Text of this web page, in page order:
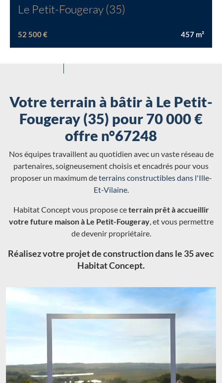
Le Petit-Fougeray (35)
52 500 € 457 m²
Votre terrain à bâtir à Le Petit-
Fougeray (35) pour 70 000 €
offre n°67248
Nos équipes travaillent au quotidien avec un vaste réseau de
partenaires, soigneusement choisis et encadrés pour vous
proposer un maximum deterrains constructibles dans l'Ille-
Et-Vilaine.
Habitat Concept vous propose ceterrain prêt à accueillir
votre future maison à Le Petit-Fougeray, et vous permettre
de devenir propriétaire.
Réalisez votre projet de construction dans le 35 avec
Habitat Concept.